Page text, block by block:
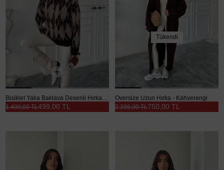
Bisiklet Yaka Baklava Desenli Hırka - Kahve
499,00 TL
1.400,00 TL
Tükendi
Oversize Uzun Hırka - Kahverengi
750,00 TL
2.398,00 TL